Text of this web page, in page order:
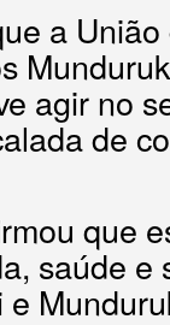
a
agir no
de
que
saúde e